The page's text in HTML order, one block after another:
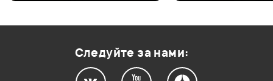
Следуйте за нами: